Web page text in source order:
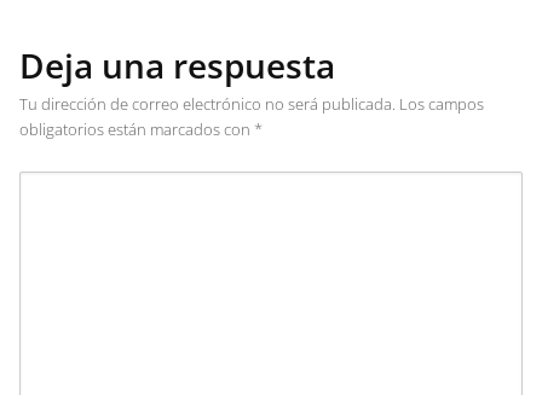
Deja una respuesta
Tu dirección de correo electrónico no será publicada. Los campos
obligatorios están marcados con *